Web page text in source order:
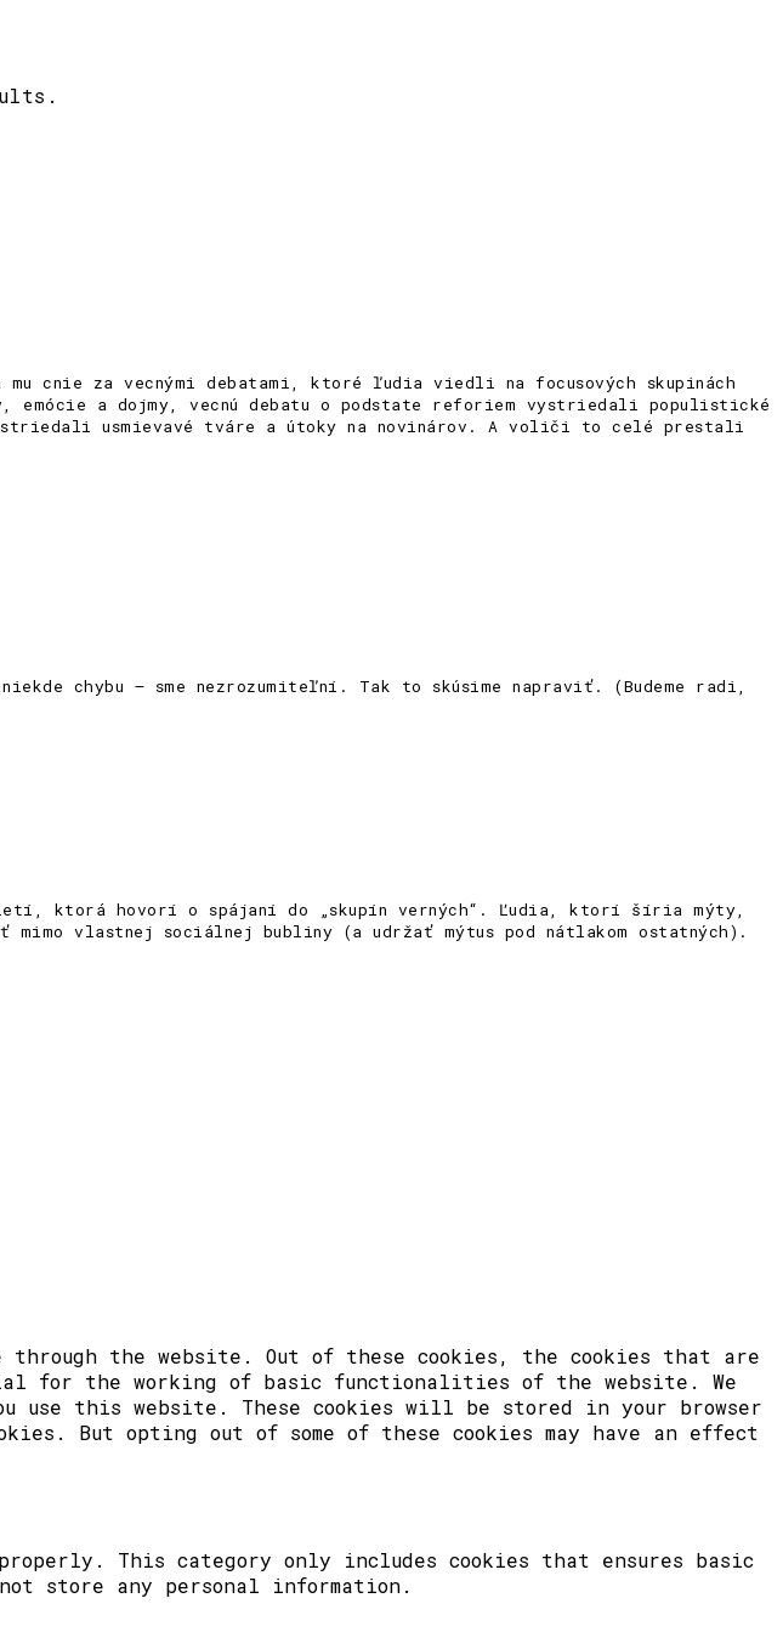
cnie za vecnými debatami, ktoré ľudia viedli na focusových skupinách
a dojmy, vecnú debatu o podstate reforiem vystriedali populistické
usmievavé tváre a útoky na novinárov. A voliči to celé prestali
chybu – sme nezrozumiteľní. Tak to skúsime napraviť. (Budeme radi,
ktorá hovorí o spájaní do „skupín verných“. Ľudia, ktorí šíria mýty,
vlastnej sociálnej bubliny (a udržať mýtus pod nátlakom ostatných).
through the website. Out of these cookies, the cookies that are
for the working of basic functionalities of the website. We
use this website. These cookies will be stored in your browser
But opting out of some of these cookies may have an effect
This category only includes cookies that ensures basic
store any personal information.